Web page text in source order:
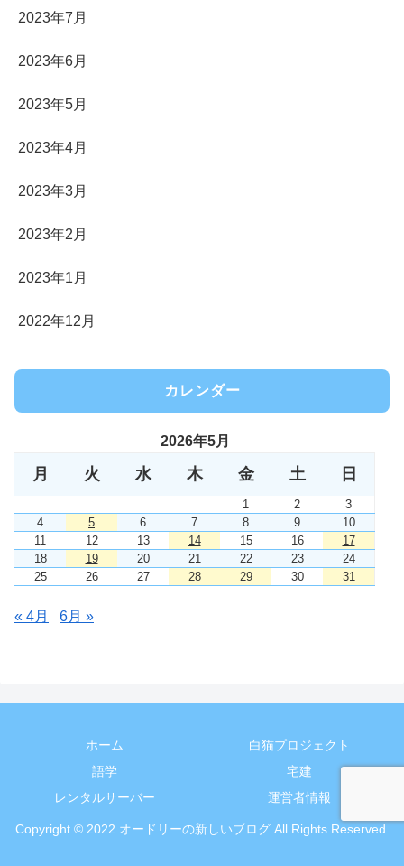
2023年7月
2023年6月
2023年5月
2023年4月
2023年3月
2023年2月
2023年1月
2022年12月
カレンダー
2026年5月
月 火 水 木 金 土 日
1 2
3
4
5 6 7 8 9
10
11
12 13 14 15 16
17
18
19 20 21 22 23
24
25
26 27 28 29 30 31
« 4月 6月 »
ホーム
白猫プロジェクト
語学
宅建
レンタルサーバー
運営者情報
Copyright © 2022 オードリーの新しいブログ All Rights Reserved.